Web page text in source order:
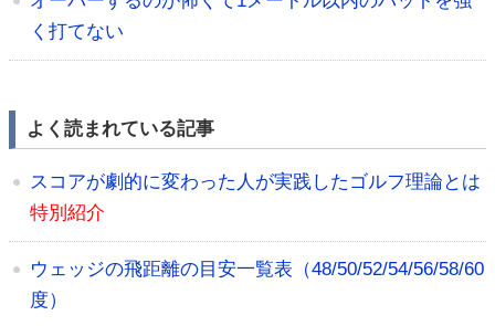
く打てない
よく読まれている記事
スコアが劇的に変わった人が実践したゴルフ理論とは
特別紹介
ウェッジの飛距離の目安一覧表（48/50/52/54/56/58/60
度）